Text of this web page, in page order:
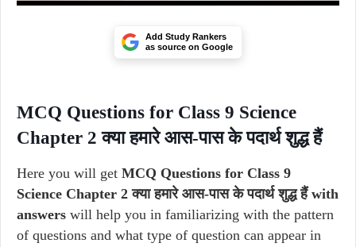
Add Study Rankers
as source on Google
MCQ Questions for Class 9 Science
Chapter 2 क्या हमारे आस-पास के पदार्थ शुद्ध हैं
Here you will get MCQ Questions for Class 9
Science Chapter 2 क्या हमारे आस-पास के पदार्थ शुद्ध हैं with
answers will help you in familiarizing with the pattern
of questions and what type of question can appear in